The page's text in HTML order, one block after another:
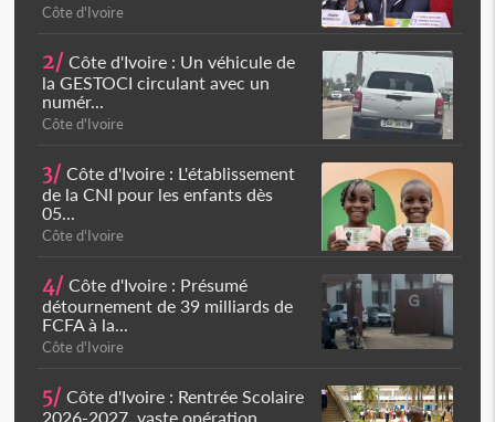
Côte d'Ivoire
2/ Côte d'Ivoire : Un véhicule de
la GESTOCI circulant avec un
numér...
Côte d'Ivoire
3/ Côte d'Ivoire : L'établissement
de la CNI pour les enfants dès
05...
Côte d'Ivoire
4/ Côte d'Ivoire : Présumé
détournement de 39 milliards de
FCFA à la...
Côte d'Ivoire
5/ Côte d'Ivoire : Rentrée Scolaire
2026-2027, vaste opération